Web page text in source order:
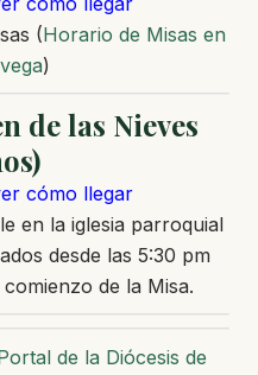
(Horario de Misas en
)
de las Nieves
cómo llegar
en la iglesia parroquial
desde las 5:30 pm
de la Misa.
de la Diócesis de